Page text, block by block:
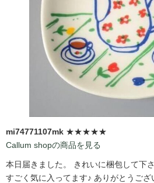
mi74771107mk ★★★★★
Callum shopの商品を見る
本日届きました。 きれいに梱包して下
すごく気に入ってます♪ ありがとうござ